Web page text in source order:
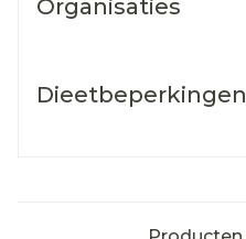
Organisaties
Dieetbeperkingen